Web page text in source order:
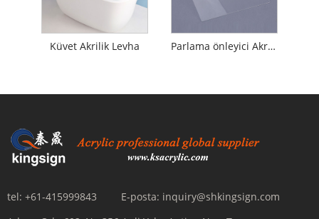
Küvet Akrilik Levha Parlama önleyici Akrilik Levha
tel: +61-415999843 E-posta: inquiry@shkingsign.com